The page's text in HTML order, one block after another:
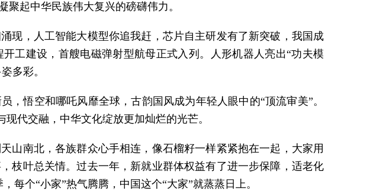
起中华民族伟大复兴的磅礴伟力。
现，人工智能大模型你追我赶，芯片自主研发有了新突破，我国成
工建设，首艘电磁弹射型航母正式入列。人形机器人亮出“功夫模
多彩。
悟空和哪吒风靡全球，古韵国风成为年轻人眼中的“顶流审美”。
代交融，中华文化绽放更加灿烂的光芒。
山南北，各族群众心手相连，像石榴籽一样紧紧抱在一起，大家用
枝叶总关情。过去一年，新就业群体权益有了进一步保障，适老化
每个“小家”热气腾腾，中国这个“大家”就蒸蒸日上。